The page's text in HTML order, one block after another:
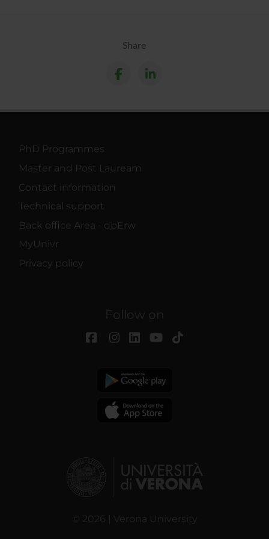
Share
PhD Programmes
Master and Post Lauream
Contact information
Technical support
Back office Area - dbErw
MyUnivr
Privacy policy
Follow on
© 2026 | Verona University